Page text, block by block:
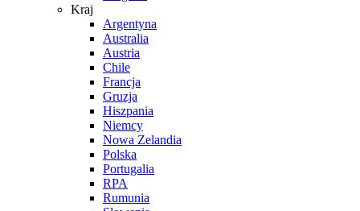
Kraj
Argentyna
Australia
Austria
Chile
Francja
Gruzja
Hiszpania
Niemcy
Nowa Zelandia
Polska
Portugalia
RPA
Rumunia